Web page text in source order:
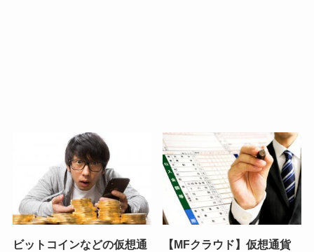
ビットコインなどの仮想通
【MFクラウド】仮想通貨